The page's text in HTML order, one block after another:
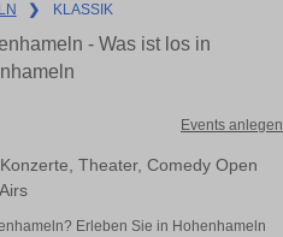
❯ KLASSIK
- Was ist los in
Events anlegen
Theater, Comedy Open
Airs
Erleben Sie in Hohenhameln